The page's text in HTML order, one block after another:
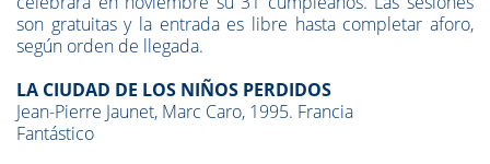
son gratuitas y la entrada es libre hasta completar aforo,
según orden de llegada.
LA CIUDAD DE LOS NIÑOS PERDIDOS
Jean-Pierre Jaunet, Marc Caro, 1995. Francia
Fantástico